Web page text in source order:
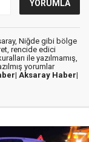
Niğde gibi bölge
rencide edici
ile yazılmamış,
yorumlar
Aksaray Haber|